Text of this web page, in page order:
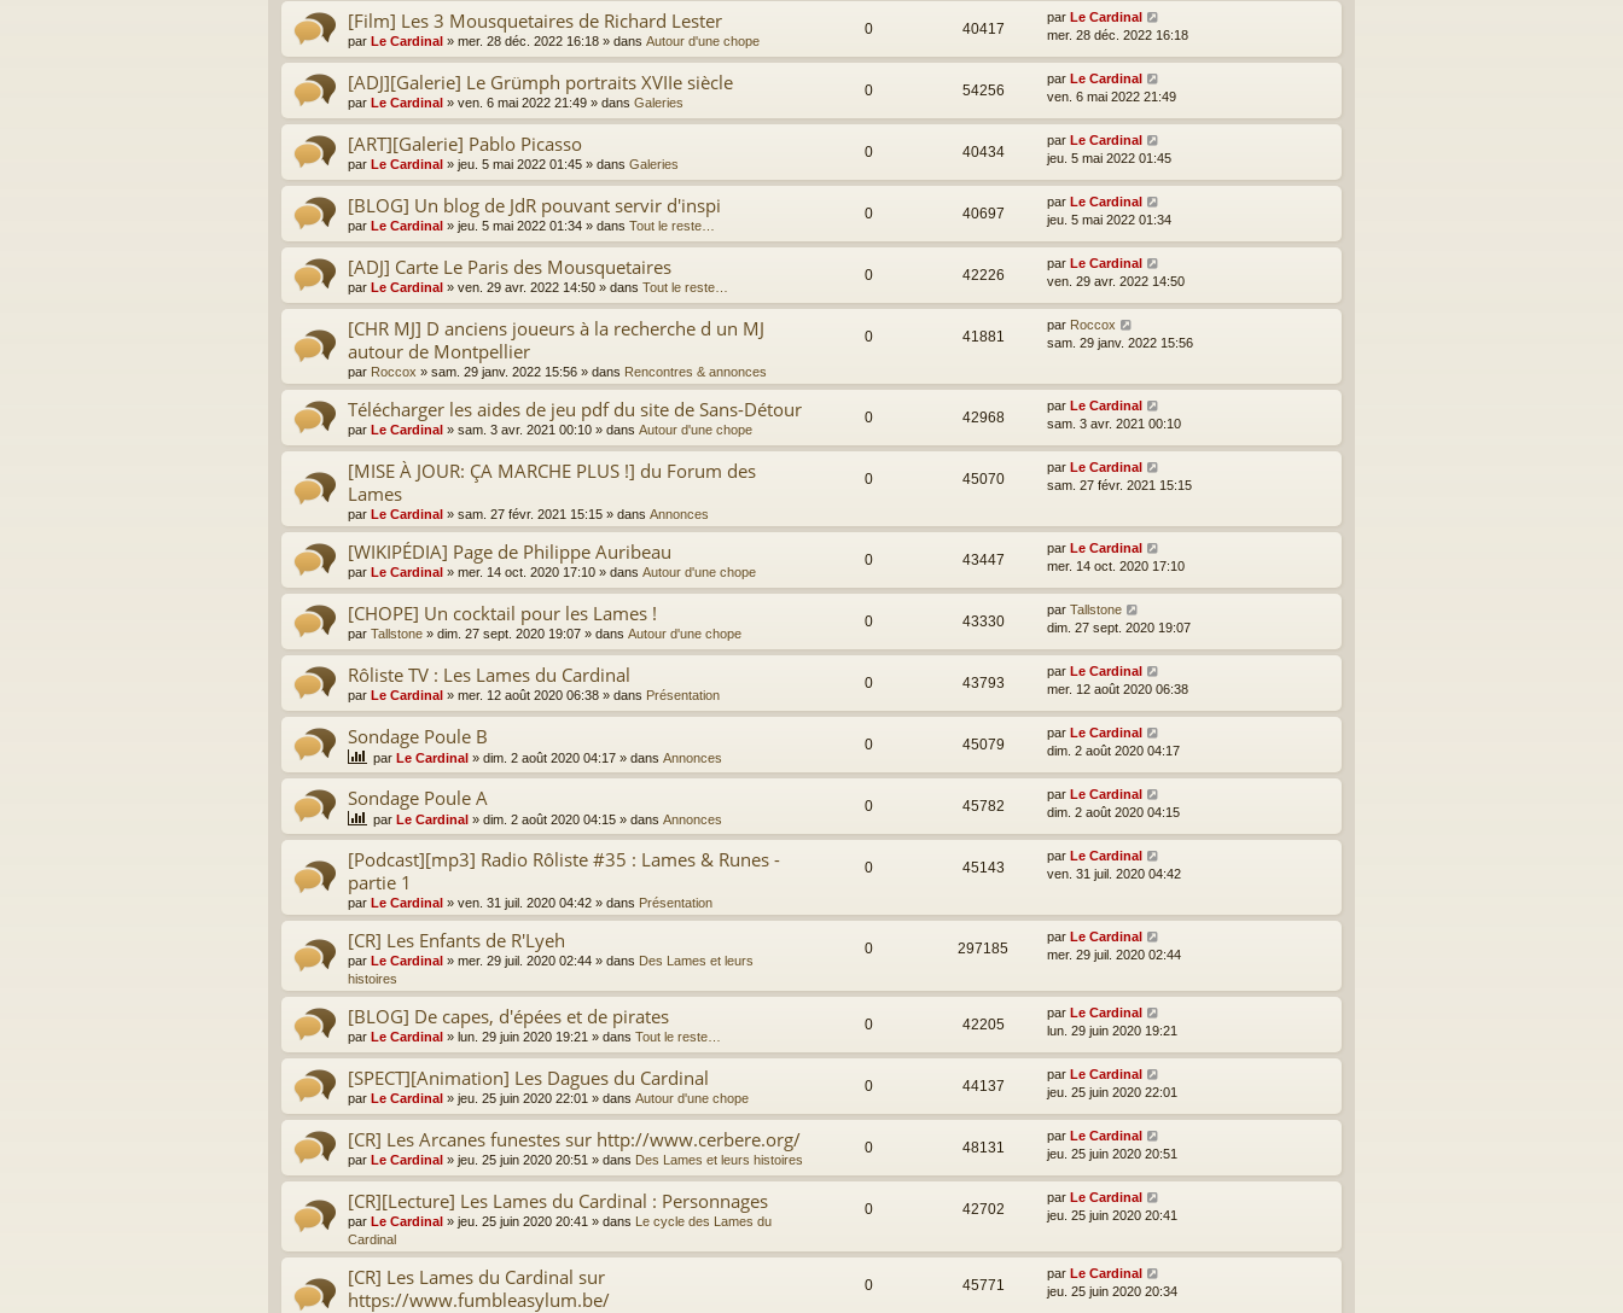
[Film] Les 3 Mousquetaires de Richard Lester
par Le Cardinal » mer. 28 déc. 2022 16:18 » dans Autour d'une chope
0 40417
par Le Cardinal
mer. 28 déc. 2022 16:18
[ADJ][Galerie] Le Grümph portraits XVIIe siècle
par Le Cardinal » ven. 6 mai 2022 21:49 » dans Galeries
0 54256
par Le Cardinal
ven. 6 mai 2022 21:49
[ART][Galerie] Pablo Picasso
par Le Cardinal » jeu. 5 mai 2022 01:45 » dans Galeries
0 40434
par Le Cardinal
jeu. 5 mai 2022 01:45
[BLOG] Un blog de JdR pouvant servir d'inspi
par Le Cardinal » jeu. 5 mai 2022 01:34 » dans Tout le reste…
0 40697
par Le Cardinal
jeu. 5 mai 2022 01:34
[ADJ] Carte Le Paris des Mousquetaires
par Le Cardinal » ven. 29 avr. 2022 14:50 » dans Tout le reste…
0 42226
par Le Cardinal
ven. 29 avr. 2022 14:50
[CHR MJ] D anciens joueurs à la recherche d un MJ
autour de Montpellier
par Roccox » sam. 29 janv. 2022 15:56 » dans Rencontres & annonces
0 41881
par Roccox
sam. 29 janv. 2022 15:56
Télécharger les aides de jeu pdf du site de Sans-Détour
par Le Cardinal » sam. 3 avr. 2021 00:10 » dans Autour d'une chope
0 42968
par Le Cardinal
sam. 3 avr. 2021 00:10
[MISE À JOUR: ÇA MARCHE PLUS !] du Forum des
Lames
par Le Cardinal » sam. 27 févr. 2021 15:15 » dans Annonces
0 45070
par Le Cardinal
sam. 27 févr. 2021 15:15
[WIKIPÉDIA] Page de Philippe Auribeau
par Le Cardinal » mer. 14 oct. 2020 17:10 » dans Autour d'une chope
0 43447
par Le Cardinal
mer. 14 oct. 2020 17:10
[CHOPE] Un cocktail pour les Lames !
par Tallstone » dim. 27 sept. 2020 19:07 » dans Autour d'une chope
0 43330
par Tallstone
dim. 27 sept. 2020 19:07
Rôliste TV : Les Lames du Cardinal
par Le Cardinal » mer. 12 août 2020 06:38 » dans Présentation
0 43793
par Le Cardinal
mer. 12 août 2020 06:38
Sondage Poule B
par Le Cardinal » dim. 2 août 2020 04:17 » dans Annonces
0 45079
par Le Cardinal
dim. 2 août 2020 04:17
Sondage Poule A
par Le Cardinal » dim. 2 août 2020 04:15 » dans Annonces
0 45782
par Le Cardinal
dim. 2 août 2020 04:15
[Podcast][mp3] Radio Rôliste #35 : Lames & Runes -
partie 1
par Le Cardinal » ven. 31 juil. 2020 04:42 » dans Présentation
0 45143
par Le Cardinal
ven. 31 juil. 2020 04:42
[CR] Les Enfants de R'Lyeh
par Le Cardinal » mer. 29 juil. 2020 02:44 » dans Des Lames et leurs
histoires
0 297185
par Le Cardinal
mer. 29 juil. 2020 02:44
[BLOG] De capes, d'épées et de pirates
par Le Cardinal » lun. 29 juin 2020 19:21 » dans Tout le reste…
0 42205
par Le Cardinal
lun. 29 juin 2020 19:21
[SPECT][Animation] Les Dagues du Cardinal
par Le Cardinal » jeu. 25 juin 2020 22:01 » dans Autour d'une chope
0 44137
par Le Cardinal
jeu. 25 juin 2020 22:01
[CR] Les Arcanes funestes sur http://www.cerbere.org/
par Le Cardinal » jeu. 25 juin 2020 20:51 » dans Des Lames et leurs histoires
0 48131
par Le Cardinal
jeu. 25 juin 2020 20:51
[CR][Lecture] Les Lames du Cardinal : Personnages
par Le Cardinal » jeu. 25 juin 2020 20:41 » dans Le cycle des Lames du
Cardinal
0 42702
par Le Cardinal
jeu. 25 juin 2020 20:41
[CR] Les Lames du Cardinal sur
https://www.fumbleasylum.be/
0 45771
par Le Cardinal
jeu. 25 juin 2020 20:34